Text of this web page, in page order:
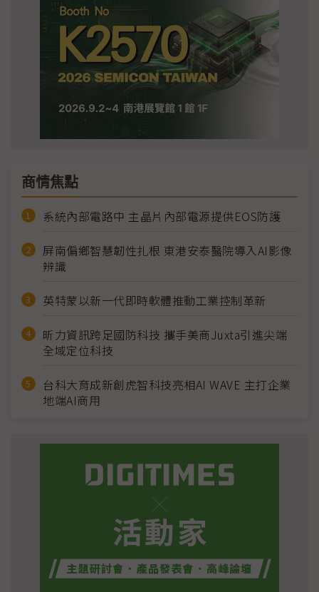
商情焦點
系統內部電路中 主晶片內部電源提供EOS防護
屏南偏鄉智慧韌性扎根 東港安泰醫院導入AI影像
辨識
英特蒙以新一代即時軟體推動工業控制革新
昕力資訊跨足國防科技 攜手美商Juxta引進尖端
全域定位科技
台科大育成新創虎智科技亮相AI WAVE 主打企業
地端AI商用